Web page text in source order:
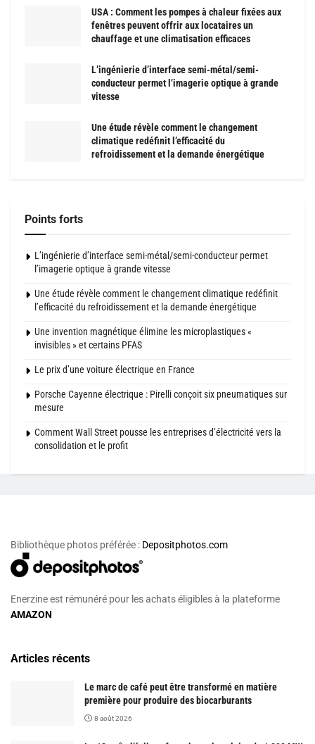
USA : Comment les pompes à chaleur fixées aux
fenêtres peuvent offrir aux locataires un
chauffage et une climatisation efficaces
L’ingénierie d’interface semi-métal/semi-
conducteur permet l’imagerie optique à grande
vitesse
Une étude révèle comment le changement
climatique redéfinit l’efficacité du
refroidissement et la demande énergétique
Points forts
L’ingénierie d’interface semi-métal/semi-conducteur permet
l’imagerie optique à grande vitesse
Une étude révèle comment le changement climatique redéfinit
l’efficacité du refroidissement et la demande énergétique
Une invention magnétique élimine les microplastiques «
invisibles » et certains PFAS
Le prix d’une voiture électrique en France
Porsche Cayenne électrique : Pirelli conçoit six pneumatiques sur
mesure
Comment Wall Street pousse les entreprises d’électricité vers la
consolidation et le profit
Bibliothèque photos préférée : Depositphotos.com
Enerzine est rémunéré pour les achats éligibles à la plateforme
AMAZON
Articles récents
Le marc de café peut être transformé en matière
première pour produire des biocarburants
8 août 2026